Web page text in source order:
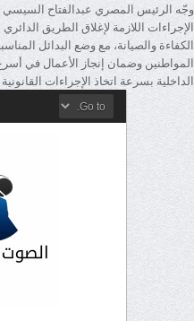
وجّه الرئيس المصري عبدالفتاح السيسي
الإجراءات اللازمة لإغلاق الطريق
الكفاءة والصيانة، مع وضع البدائل
المواطنين وضمان إنجاز الأعمال في
الداخلية بسرعة اتخاذ الإجراءات